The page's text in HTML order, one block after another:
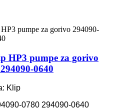
HP3 pumpe za gorivo
0640
Klip
0780 294090-0640